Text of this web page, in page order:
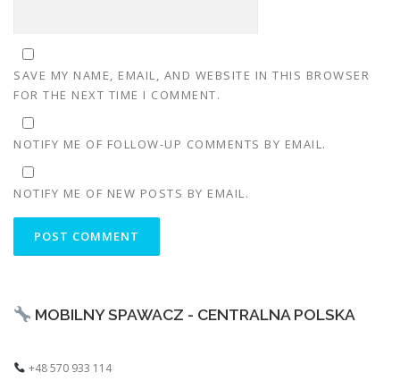
SAVE MY NAME, EMAIL, AND WEBSITE IN THIS BROWSER
FOR THE NEXT TIME I COMMENT.
NOTIFY ME OF FOLLOW-UP COMMENTS BY EMAIL.
NOTIFY ME OF NEW POSTS BY EMAIL.
MOBILNY SPAWACZ - CENTRALNA POLSKA
+48 570 933 114